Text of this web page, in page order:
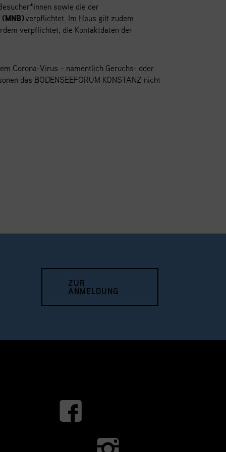
sowie die der
verpflichtet. Im Haus gilt zudem
verpflichtet, die Kontaktdaten der
Corona-Virus – namentlich Geruchs- oder
das BODENSEEFORUM KONSTANZ nicht
ZUR
ANMELDUNG